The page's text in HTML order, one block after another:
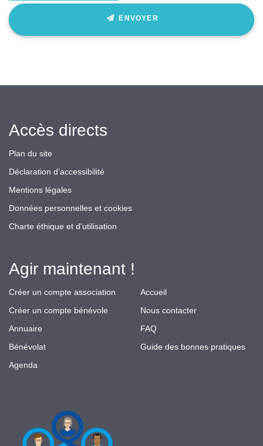
ENVOYER
Accès directs
Plan du site
Déclaration d’accessibilité
Mentions légales
Données personnelles et cookies
Charte éthique et d'utilisation
Agir maintenant !
Créer un compte association
Créer un compte bénévole
Annuaire
Bénévolat
Agenda
Accueil
Nous contacter
FAQ
Guide des bonnes pratiques